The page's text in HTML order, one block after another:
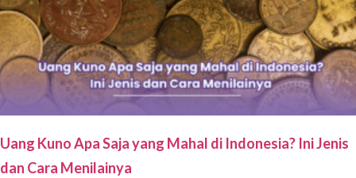
Uang Kuno Apa Saja yang Mahal di Indonesia? Ini Jenis
dan Cara Menilainya